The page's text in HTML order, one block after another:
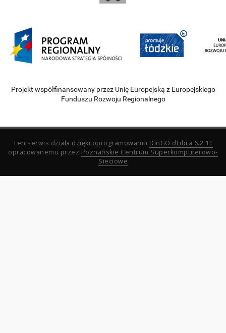
Projekt współfinansowany przez Unię Europejską z Europejskiego
Funduszu Rozwoju Regionalnego
Ten serwis działa dzięki oprogramowaniu DInGO dLibra 6.2.11
opracowanemu przez Poznańskie Centrum Superkomputerowo-
Sieciowe